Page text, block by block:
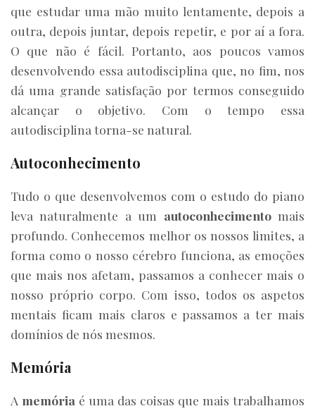
que estudar uma mão muito lentamente, depois a
outra, depois juntar, depois repetir, e por aí a fora.
O que não é fácil. Portanto, aos poucos vamos
desenvolvendo essa autodisciplina que, no fim, nos
dá uma grande satisfação por termos conseguido
alcançar o objetivo. Com o tempo essa
autodisciplina torna-se natural.
Autoconhecimento
Tudo o que desenvolvemos com o estudo do piano
leva naturalmente a um autoconhecimentomais
profundo. Conhecemos melhor os nossos limites, a
forma como o nosso cérebro funciona, as emoções
que mais nos afetam, passamos a conhecer mais o
nosso próprio corpo. Com isso, todos os aspetos
mentais ficam mais claros e passamos a ter mais
domínios de nós mesmos.
Memória
A memória é uma das coisas que mais trabalhamos